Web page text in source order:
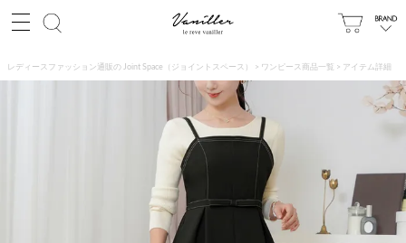
レディースファッション通販の Joint Space（ジョイントスペース） ワンピース商品一覧 アイテム詳細